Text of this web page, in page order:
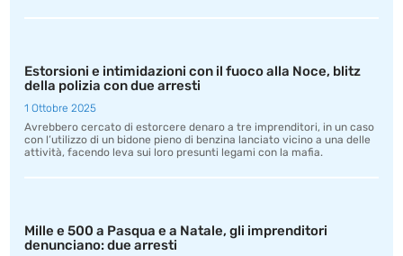
Estorsioni e intimidazioni con il fuoco alla Noce, blitz
della polizia con due arresti
1 Ottobre 2025
Avrebbero cercato di estorcere denaro a tre imprenditori, in un caso
con l’utilizzo di un bidone pieno di benzina lanciato vicino a una delle
attività, facendo leva sui loro presunti legami con la mafia.
Mille e 500 a Pasqua e a Natale, gli imprenditori
denunciano: due arresti